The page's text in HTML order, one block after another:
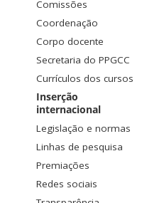
Comissões
Coordenação
Corpo docente
Secretaria do PPGCC
Currículos dos cursos
Inserção
internacional
Legislação e normas
Linhas de pesquisa
Premiações
Redes sociais